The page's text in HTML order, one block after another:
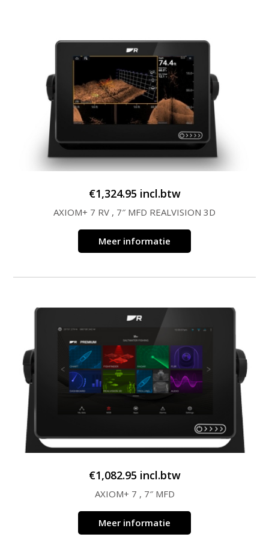
€1,324.95 incl.btw
AXIOM+ 7 RV , 7″ MFD REALVISION 3D
Meer informatie
€1,082.95 incl.btw
AXIOM+ 7 , 7″ MFD
Meer informatie